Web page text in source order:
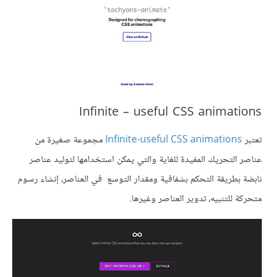
تعتبرInfinite-useful CSS animationsمجموعة صغيرة من
عناصر التحريك المفيدة للغاية والتي يمكن استخدامها لتوليد عناصر
نابضة بطريقة التحكم بشفافية ومقدار التوسع في العناصر، إنشاء رسوم
متحركة للتنبيه، تدوير العناصر وغيرها.